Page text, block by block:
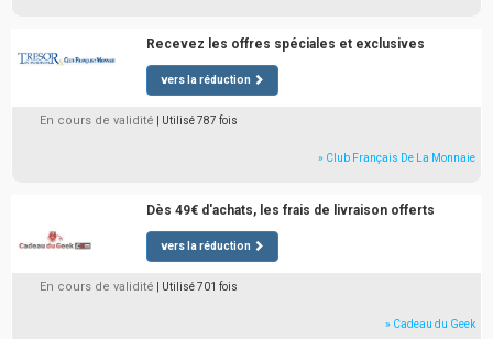
Recevez les offres spéciales et exclusives
vers la réduction
En cours de validité | Utilisé 787 fois
» Club Français De La Monnaie
Dès 49€ d'achats, les frais de livraison offerts
vers la réduction
En cours de validité | Utilisé 701 fois
» Cadeau du Geek